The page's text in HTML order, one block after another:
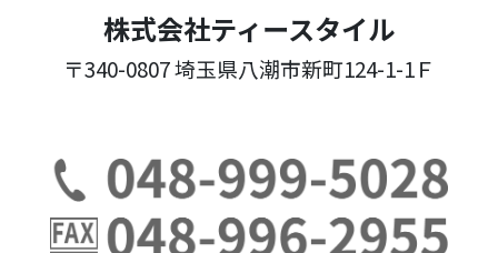
株式会社ティースタイル
〒340-0807 埼玉県八潮市新町124-1-1Ｆ